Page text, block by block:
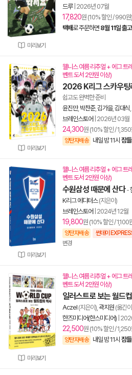
미리보기
드루| 2026년 07월
17,820원 (10% 할인 / 990원)
택배로 주문하면 8월 11일 출고
미리보기
웰니스 여름 리추얼 + 에그 트
벤트 도서 2만원 이상)
2026 K리그 스카우팅
쉽고도 완벽한 준비
윤진만, 박찬준, 김가을, 김대식
브레인스토어 2026년 03월
24,300원 (10% 할인 / 1,350
양탄자배송 내일 밤 11시 잠
미리보기
웰니스 여름 리추얼 + 에그 트
벤트 도서 2만원 이상)
수원삼성 때문에 산다-
K리그 에디터스(지은이)
브레인스토어 2024년 12월
19,800원 (10% 할인 / 1,100
양탄자배송 썬데이
변경
미리보기
웰니스 여름 리추얼 + 에그 트
벤트 도서 2만원 이상)
일러스트로 보는 월
Aczel (지은이), 곽지원 (옮긴
한즈미디어(한스미디어)
22,500원 (10% 할인 / 1,250
양탄자배송 내일 밤 11시 잠